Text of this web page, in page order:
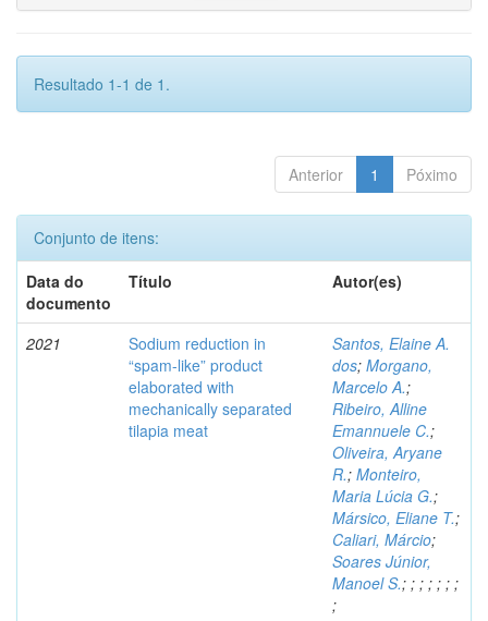
Resultado 1-1 de 1.
Anterior 1 Póximo
Conjunto de itens:
Data do
documento
Título Autor(es)
2021
Sodium reduction in
“spam-like” product
elaborated with
mechanically separated
tilapia meat
Santos, Elaine A.
dos; Morgano,
Marcelo A.;
Ribeiro, Alline
Emannuele C.;
Oliveira, Aryane
R.; Monteiro,
Maria Lúcia G.;
Mársico, Eliane T.;
Caliari, Márcio;
Soares Júnior,
Manoel S.; ; ; ; ; ; ;
;